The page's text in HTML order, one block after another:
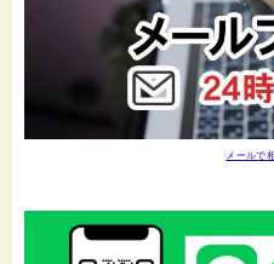
メールで